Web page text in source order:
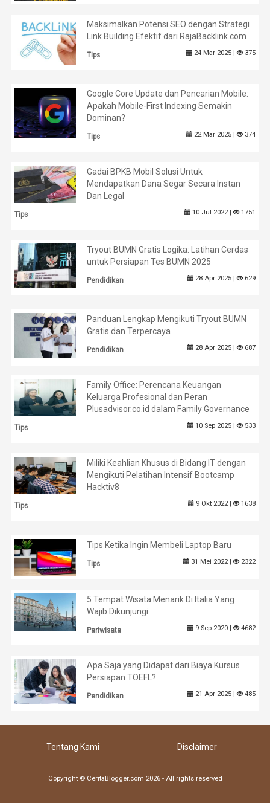
Maksimalkan Potensi SEO dengan Strategi
Link Building Efektif dari RajaBacklink.com
Tips 24 Mar 2025 | 375
Google Core Update dan Pencarian Mobile:
Apakah Mobile-First Indexing Semakin
Dominan?
Tips 22 Mar 2025 | 374
Gadai BPKB Mobil Solusi Untuk
Mendapatkan Dana Segar Secara Instan
Dan Legal
Tips 10 Jul 2022 | 1751
Tryout BUMN Gratis Logika: Latihan Cerdas
untuk Persiapan Tes BUMN 2025
Pendidikan 28 Apr 2025 | 629
Panduan Lengkap Mengikuti Tryout BUMN
Gratis dan Terpercaya
Pendidikan 28 Apr 2025 | 687
Family Office: Perencana Keuangan
Keluarga Profesional dan Peran
Plusadvisor.co.id dalam Family Governance
Tips 10 Sep 2025 | 533
Miliki Keahlian Khusus di Bidang IT dengan
Mengikuti Pelatihan Intensif Bootcamp
Hacktiv8
Tips 9 Okt 2022 | 1638
Tips Ketika Ingin Membeli Laptop Baru
Tips 31 Mei 2022 | 2322
5 Tempat Wisata Menarik Di Italia Yang
Wajib Dikunjungi
Pariwisata 9 Sep 2020 | 4682
Apa Saja yang Didapat dari Biaya Kursus
Persiapan TOEFL?
Pendidikan 21 Apr 2025 | 485
Tentang Kami Disclaimer
Copyright © CeritaBlogger.com 2026 - All rights reserved